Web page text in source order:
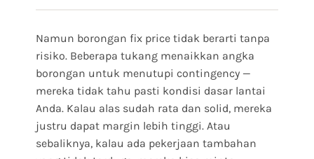
Namun borongan fix price tidak berarti tanpa
risiko. Beberapa tukang menaikkan angka
borongan untuk menutupi contingency —
mereka tidak tahu pasti kondisi dasar lantai
Anda. Kalau alas sudah rata dan solid, mereka
justru dapat margin lebih tinggi. Atau
sebaliknya, kalau ada pekerjaan tambahan